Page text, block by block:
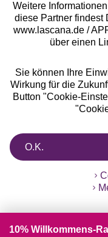
Weitere
diese Partner findest
www.lascana.de /
über einen
Sie können Ihre
Wirkung für die
Button "Cookie-
O.K.
10% Willkommens-